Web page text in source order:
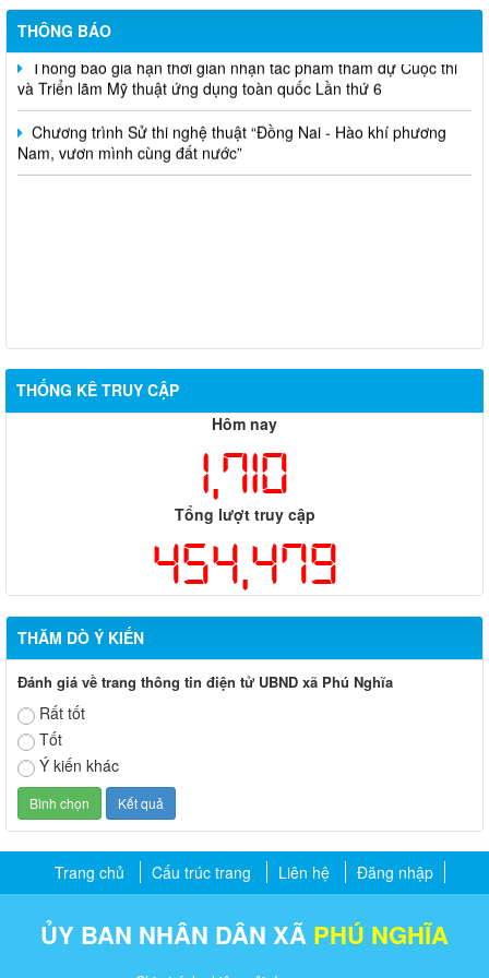
THÔNG BÁO
Nghĩa đợt 6 năm 2026
Thông báo gia hạn thời gian nhận tác phẩm tham dự Cuộc thi
và Triển lãm Mỹ thuật ứng dụng toàn quốc Lần thứ 6
Chương trình Sử thi nghệ thuật “Đồng Nai - Hào khí phương
Nam, vươn mình cùng đất nước”
THỐNG KÊ TRUY CẬP
Hôm nay
1,710
Tổng lượt truy cập
454,479
THĂM DÒ Ý KIẾN
Đánh giá về trang thông tin điện tử UBND xã Phú Nghĩa
Rất tốt
Tốt
Ý kiến khác
Trang chủ Cấu trúc trang Liên hệ Đăng nhập
ỦY BAN NHÂN DÂN XÃ PHÚ NGHĨA